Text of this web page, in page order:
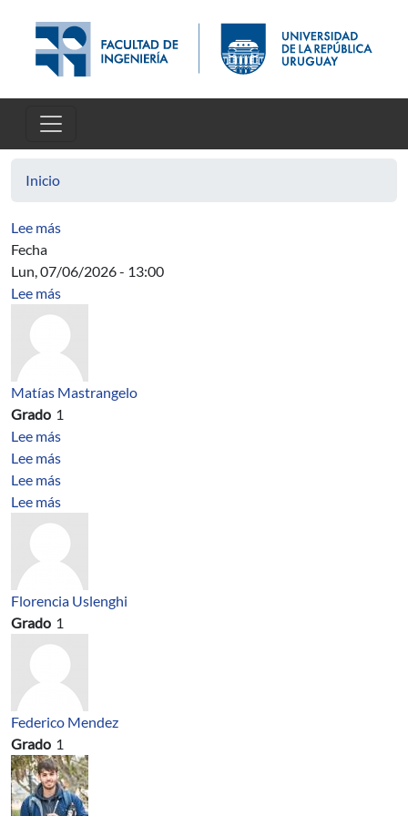
Inicio
Lee mássobre Actions of solvable Baumslag-Solitar groups on
Fecha
Lun, 07/06/2026 - 13:00
Lee mássobre Acta Directiva
Matías Mastrangelo
Grado 1
Lee mássobre Programación Imperativa
Lee mássobre Ingeniería de bioprocesos
Lee mássobre Analysis and computation of a nonlinear
Lee mássobre Stability analysis for a fully discrete spectral
Florencia Uslenghi
Grado 1
Federico Mendez
Grado 1